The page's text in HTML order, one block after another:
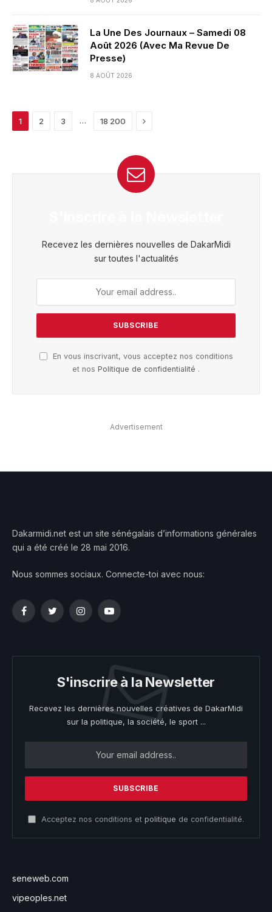
La Une Des Journaux – Samedi 08
Août 2026 (Avec Ma Revue De
Presse)
8 AOÛT 2026
1 2 3 … 18 200 Next
Recevez les dernières nouvelles de DakarMidi
sur toutes l'actualités
En vous inscrivant, vous acceptez nos conditions
et nos Politique de confidentialité .
Advertisement
Dakarmidi.net est un site sénégalais d’informations générales
qui a été créé le 28 mai 2016.
Nous sommes sociaux. Connecte-toi avec nous:
FacebookTwitterInstagramYouTube
S'inscrire à la Newsletter
Recevez les dernières nouvelles créatives de DakarMidi
sur la politique, la société, le sport ...
Acceptez nos conditions et politique de confidentialité.
seneweb.com
vipeoples.net